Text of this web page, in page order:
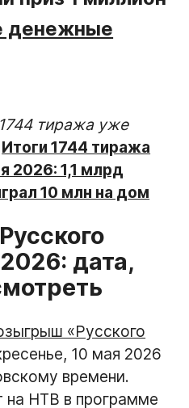
денежные
тиража уже
Итоги 1744 тиража
2026: 1,1 млрд
10 млн на дом
дата,
«Русского
10 мая 2026
времени.
на НТВ в программе